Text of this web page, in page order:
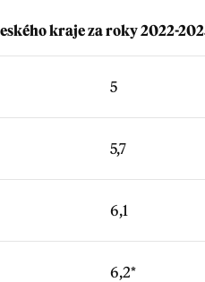
kraje za roky 2022-
5
5,7
6,1
6,2*